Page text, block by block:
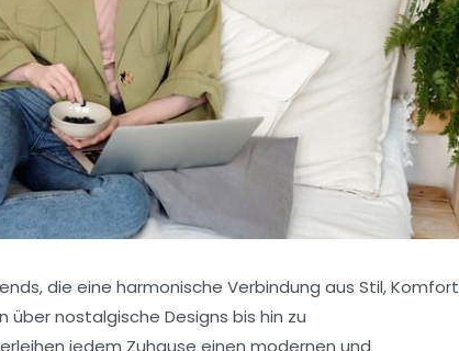
, die eine harmonische Verbindung aus Stil, Komfort
nostalgische Designs bis hin zu
jedem Zuhause einen modernen und